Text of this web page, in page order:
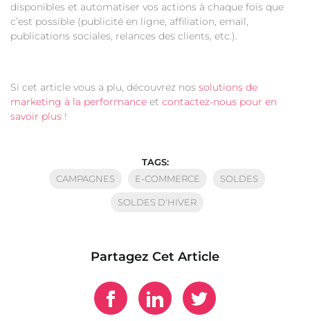
disponibles et automatiser vos actions à chaque fois que
c’est possible (publicité en ligne, affiliation, email,
publications sociales, relances des clients, etc.).
Si cet article vous a plu, découvrez nos solutions de
marketing à la performance et contactez-nous pour en
savoir plus !
TAGS:
CAMPAGNES
E-COMMERCE SOLDES
SOLDES D'HIVER
Partagez Cet Article